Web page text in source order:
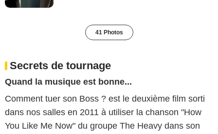
41 Photos
Secrets de tournage
Quand la musique est bonne...
Comment tuer son Boss ? est le deuxième film sorti
dans nos salles en 2011 à utiliser la chanson "How
You Like Me Now" du groupe The Heavy dans son